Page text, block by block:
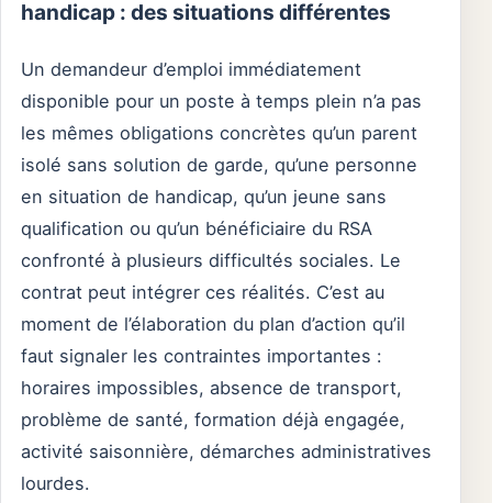
handicap : des situations différentes
Un demandeur d’emploi immédiatement
disponible pour un poste à temps plein n’a pas
les mêmes obligations concrètes qu’un parent
isolé sans solution de garde, qu’une personne
en situation de handicap, qu’un jeune sans
qualification ou qu’un bénéficiaire du RSA
confronté à plusieurs difficultés sociales. Le
contrat peut intégrer ces réalités. C’est au
moment de l’élaboration du plan d’action qu’il
faut signaler les contraintes importantes :
horaires impossibles, absence de transport,
problème de santé, formation déjà engagée,
activité saisonnière, démarches administratives
lourdes.